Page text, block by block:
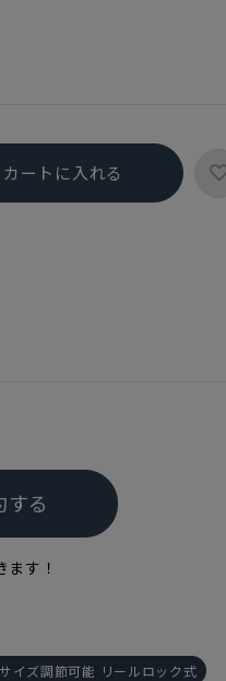
カートに入れる
す！
サイズ調節可能 リールロック式